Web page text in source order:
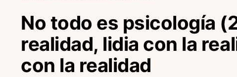
No todo es psicología
realidad, lidia con la
con la realidad